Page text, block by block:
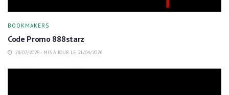
BOOKMAKERS
Code Promo 888starz
28/07/2025 - MIS À JOUR LE 21/04/2026